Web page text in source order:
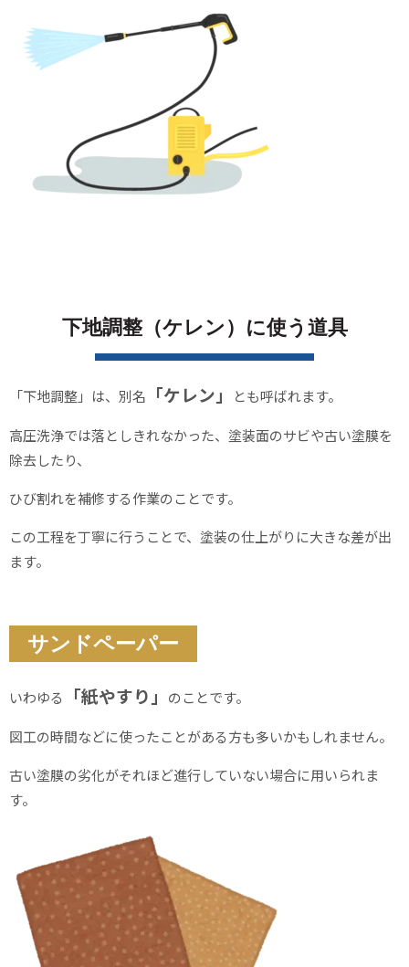
下地調整（ケレン）に使う道具
「下地調整」は、別名 「ケレン」 とも呼ばれます。
高圧洗浄では落としきれなかった、塗装面のサビや古い塗膜を
除去したり、
ひび割れを補修する作業のことです。
この工程を丁寧に行うことで、塗装の仕上がりに大きな差が出
ます。
サンドペーパー
いわゆる 「紙やすり」 のことです。
図工の時間などに使ったことがある方も多いかもしれません。
古い塗膜の劣化がそれほど進行していない場合に用いられま
す。